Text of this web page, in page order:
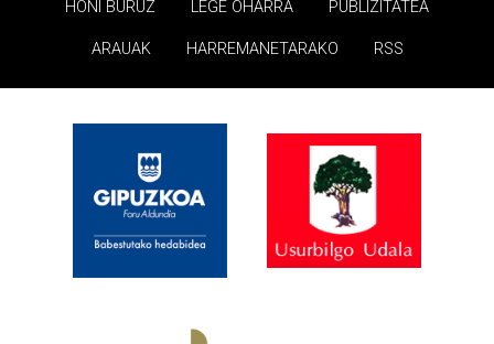
HONI BURUZ LEGE OHARRA PUBLIZITATEA
ARAUAK HARREMANETARAKO RSS